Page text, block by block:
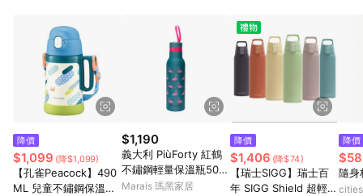
提供簡單、快速、輕鬆的購物流程及體驗，將不定期推出精選、
話題性或期間限定商品來滿足您的喜好。
降價
$1,099 (降$1,099)
【孔雀Peacock】490
ML 兒童不鏽鋼保溫杯
$1,190
義大利 PiùForty 紅鶴
不鏽鋼輕量保溫瓶500
ml
Marais 瑪黑家居
降價
$1,406 (降$74)
【瑞士SIGG】瑞士百
年 SIGG Shield 超輕量
降價
隨身